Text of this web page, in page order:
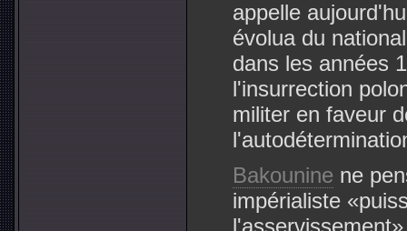
appelle
évolua du
dans les années
l'insurrection
militer en faveur
Bakounine ne
impérialiste